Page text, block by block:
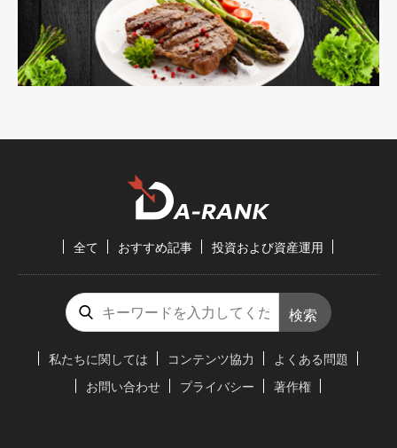
全て おすすめ記事 投資および資産運用
検索
私たちに関しては コンテンツ協力
よくある問題
お問い合わせ
プライバシー 著作権